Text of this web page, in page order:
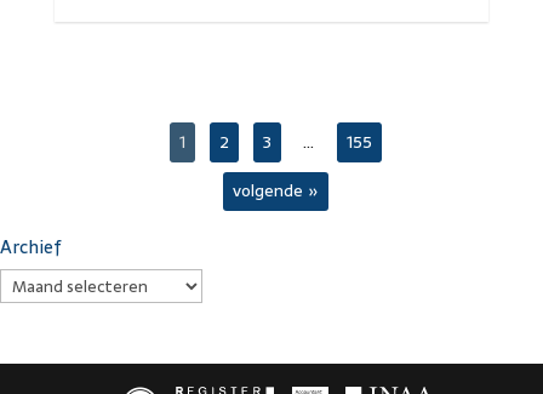
1 2 3 …
155
volgende »
Archief
Algemene voorwaarden
Disclaimer